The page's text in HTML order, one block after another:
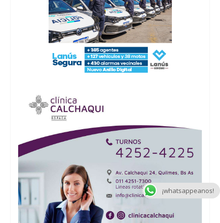
¡whatsappeanos!